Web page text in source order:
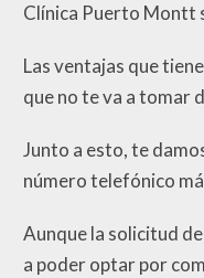
Clínica Puerto Montt
Las ventajas que
que no te va a tomar
Junto a esto, te
número telefónico
Aunque la solicitud
a poder optar por